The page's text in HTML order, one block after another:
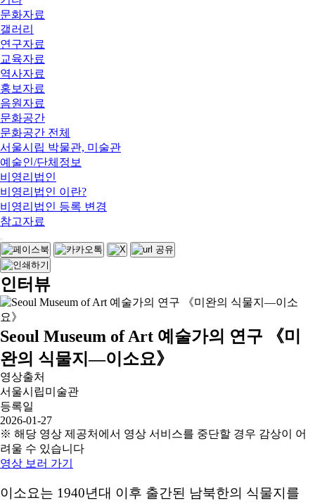
문화자료
갤러리
연구자료
교육자료
역사자료
홍보자료
음원자료
문화공간
문화공간 전체
서울시립 박물관, 미술관
예술인/단체정보
비영리법인
비영리법인 이란?
비영리법인 등록 변경
참고자료
인터뷰
Seoul Museum of Art 예술가의 연구 《미
완의 식물지―이소요》
영상출처
서울시립미술관
등록일
2026-01-27
※ 해당 영상 제공처에서 영상 서비스를 중단할 경우 감상이 어
려울 수 있습니다
영상 보러 가기
이소요는 1940년대 이후 출간된 남북한의 식물지를